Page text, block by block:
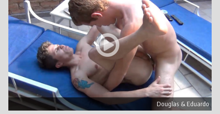
Douglas & Eduardo